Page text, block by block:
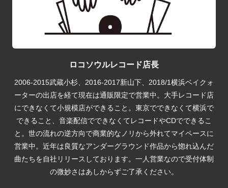
ロコソウルレコード店長
2006-2015武蔵小杉、2016-2017新山下、2018/1横浜ベイクォ
ーターの出店を経て現在は通販限定で営業中。大手レコード店
にできなくて小規模店ができること。東京でできなくて横浜で
できること、音楽配信でできなくてレコードやCDでできるこ
と。世の流れの逆方向で商業的なノリから外れてマイペースに
営業中。近年は良質なアンダーグラウンド作品から惚れ込んだ
曲たちを自社リリースしております。一人営業なので受付体制
の微妙さはあしからずご了承ください。